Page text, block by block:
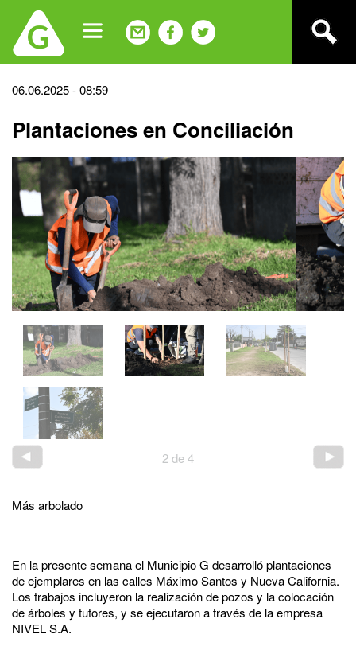
navigation
Back
top
06.06.2025 - 08:59
Plantaciones en Conciliación
2de4
Más arbolado
En la presente semana el Municipio G desarrolló plantaciones
de ejemplares en las calles Máximo Santos y Nueva California.
Los trabajos incluyeron la realización de pozos y la colocación
de árboles y tutores, y se ejecutaron a través de la empresa
NIVEL S.A.